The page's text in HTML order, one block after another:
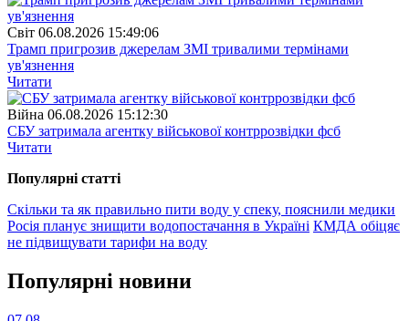
Свiт 06.08.2026 15:49:06
Трамп пригрозив джерелам ЗМІ тривалими термінами
ув'язнення
Читати
Війна 06.08.2026 15:12:30
СБУ затримала агентку військової контррозвідки фсб
Читати
Популярнi статтi
Скільки та як правильно пити воду у спеку, пояснили медики
Росія планує знищити водопостачання в Україні КМДА обіцяє
не підвищувати тарифи на воду
Популярнi новини